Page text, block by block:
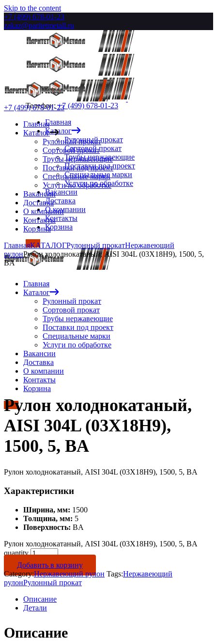
Skip to the content
+7 (499) 678-01-23
zakaz@paritetmetall.ru
Телефон:+7 (499) 678-01-23
Главная
Каталог
Рулонный прокат
Сортовой прокат
Трубы нержавеющие
Поставки под проект
Специальные марки
Услуги по обработке
Вакансии
Доставка
О компании
Контакты
Корзина
Главная
Каталог
Рулонный прокат
Сортовой прокат
Трубы нержавеющие
Поставки под проект
Специальные марки
Услуги по обработке
Вакансии
Доставка
О компании
Контакты
Корзина
+7 (499) 678-01-23
Главная
Каталог
Рулонный прокат
Сортовой прокат
Трубы нержавеющие
Поставки под проект
Специальные марки
Услуги по обработке
Вакансии
Доставка
О компании
Контакты
Корзина
ГлавнаяКАТАЛОГРулонный прокатНержавеющий
рулонРулон холоднокатаный, AISI 304L (03Х18Н9), 1500, 5,
BA
Рулон холоднокатаный,
AISI 304L (03Х18Н9),
1500, 5, BA
Рулон холоднокатаный, AISI 304L (03Х18Н9), 1500, 5, BA
Характеристики
Ширина, мм: 1500
Толщина, мм: 5
Поверхность: BA
Рулон холоднокатаный, AISI 304L (03Х18Н9), 1500, 5, BA
quantity
Добавить в корзину
Category:Нержавеющий рулон Tags:Нержавеющий
рулонРулонный прокат
Описание
Детали
Описание